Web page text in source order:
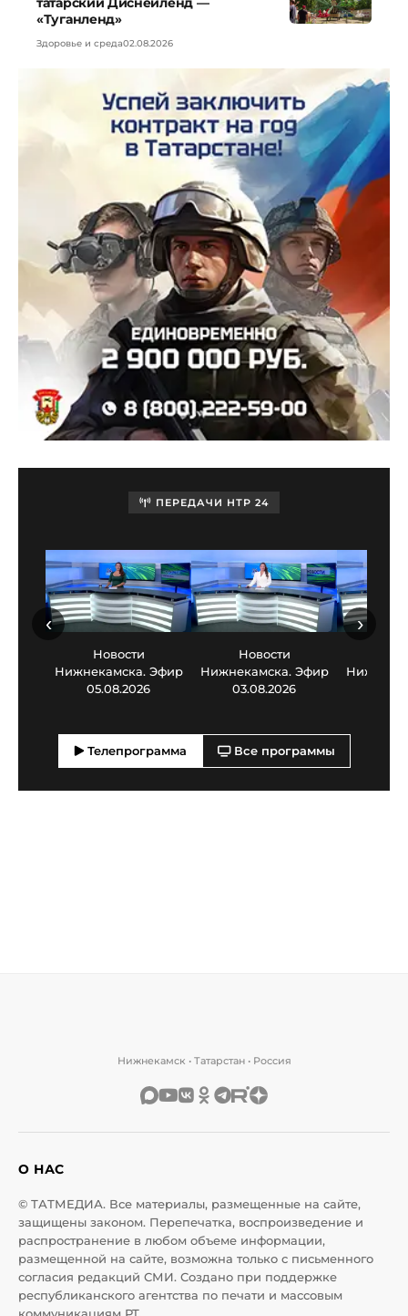
«Туганленд»
Здоровье и среда02.08.2026
ПЕРЕДАЧИ НТР 24
Новости
Нижнекамска. Эфир
05.08.2026
Новости
Нижнекамска. Эфир
03.08.2026
‹ ›
Телепрограмма Все программы
Нижнекамск • Татарстан • Россия
О НАС
© ТАТМЕДИА. Все материалы, размещенные на сайте,
защищены законом. Перепечатка, воспроизведение и
распространение в любом объеме информации,
размещенной на сайте, возможна только с письменного
согласия редакций СМИ. Создано при поддержке
республиканского агентства по печати и массовым